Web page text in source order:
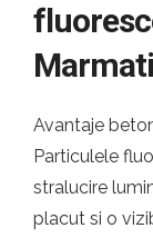
Avantaje
Particulele
stralucire
placut si o